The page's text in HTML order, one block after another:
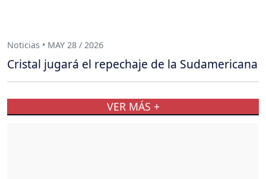
Noticias • MAY 28 / 2026
Cristal jugará el repechaje de la Sudamericana
VER MÁS +